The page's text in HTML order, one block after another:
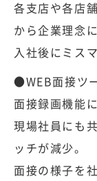
各支店や各店
から企業理念
入社後にミス
●WEB面接ツ
面接録画機能
現場社員にも
ッチが減少。
面接の様子を